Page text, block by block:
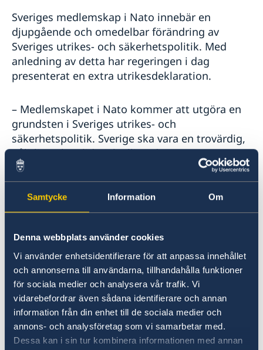
Samtycke Information Om
Denna webbplats använder cookies
Vi använder enhetsidentifierare för att anpassa innehållet
och annonserna till användarna, tillhandahålla funktioner
för sociala medier och analysera vår trafik. Vi
vidarebefordrar även sådana identifierare och annan
information från din enhet till de sociala medier och
annons- och analysföretag som vi samarbetar med.
Dessa kan i sin tur kombinera informationen med annan
Sveriges medlemskap i Nato innebär en
djupgående och omedelbar förändring av
Sveriges utrikes- och säkerhetspolitik. Med
anledning av detta har regeringen i dag
presenterat en extra utrikesdeklaration.
– Medlemskapet i Nato kommer att utgöra en
grundsten i Sveriges utrikes- och
säkerhetspolitik. Sverige ska vara en trovärdig,
pålitlig och solidarisk allierad, säger
utrikesminister Tobias Billström.
Som medlem i Nato kommer Sverige att
engagera sig i alla Natos kärnuppgifter:
krishantering och säkerhetssamarbeten.
– Vi ska fortsätta främja grundvärden i svensk
utrikes- och säkerhetspolitik vilket innebär att
vi ska stå upp för folkrätten, mänskliga
rättigheter och jämställdhet, och vara en stark
röst för rustningskontroll, nedrustning och